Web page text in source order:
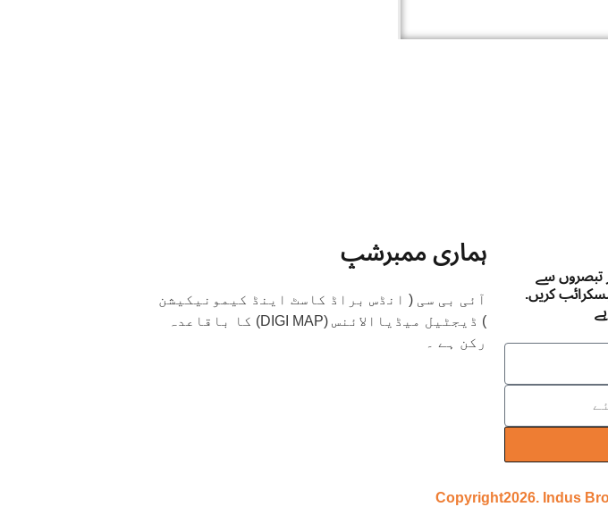
تبصروں سے
کریں.
ہماری ممبرشپ
آئی بی سی ( انڈس براڈ کاسٹ اینڈ کیمونیکیشن
) ڈیجٹیل میڈیاالائنس (DIGI MAP) کا باقاعدہ
رکن ہے ۔
Copyright2026. Indus